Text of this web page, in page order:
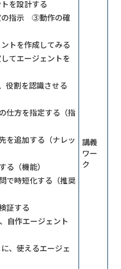
を設計する
指示 ③動作の確
トを作成してみる
てエージェントを
役割を認識させる
仕方を指定する（指
を追加する（ナレッ
る（機能）
で時短化する（推奨
証する
自作エージェント
、使えるエージェ
講義
ワー
ク